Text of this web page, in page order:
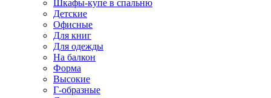
Шкафы-купе в спальню
Детские
Офисные
Для книг
Для одежды
На балкон
Форма
Высокие
Г-образные